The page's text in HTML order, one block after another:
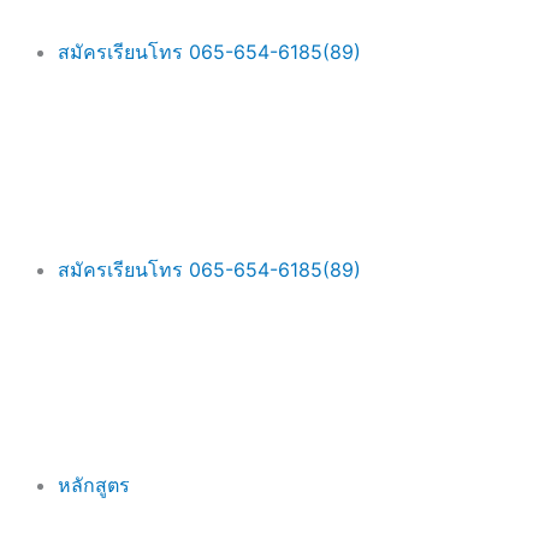
สมัครเรียนโทร 065-654-6185(89)
สมัครเรียนโทร 065-654-6185(89)
หลักสูตร
Menu